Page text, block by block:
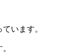
います。